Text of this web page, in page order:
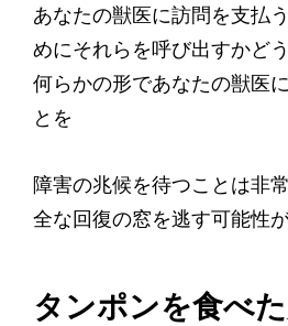
あなたの獣医に訪問を支払
めにそれらを呼び出すかど
何らかの形であなたの獣医
とを
障害の兆候を待つことは非
全な回復の窓を逃す可能性が
タンポンを食べ